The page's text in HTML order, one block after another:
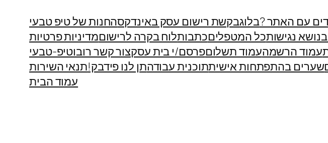
עם האתר ?בלוגבקשת רישום עסק באינדקסהחנות של טיפ טבעי
נגישותכל המטפליםכתבותלוח בקרה לרישוםמדיניות פרטיות
עמוד הרשמהעמוד תשלוםפרסם/י בית עסקצור קשר רובוטיפ-טבעי
שערים בהתפתחות אישיתתוכנית עבודהתן לנו פידבק!תנאי השירות
עמוד הבית